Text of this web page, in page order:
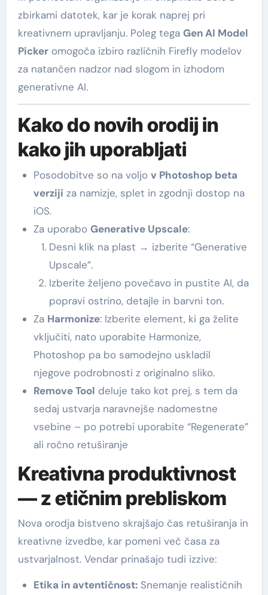
zbirkami datotek, kar je korak naprej pri
kreativnem upravljanju. Poleg tega Gen AI Model
Pickeromogoča izbiro različnih Firefly modelov
za natančen nadzor nad slogom in izhodom
generativne AI.
Kako do novih orodij in
kako jih uporabljati
Posodobitve so na voljo v Photoshop beta
verziji za namizje, splet in zgodnji dostop na
iOS.
Za uporabo Generative Upscale:
Desni klik na plast → izberite “Generative
Upscale”.
Izberite željeno povečavo in pustite AI, da
popravi ostrino, detajle in barvni ton.
Za Harmonize: Izberite element, ki ga želite
vključiti, nato uporabite Harmonize,
Photoshop pa bo samodejno uskladil
njegove podrobnosti z originalno sliko.
Remove Tool deluje tako kot prej, s tem da
sedaj ustvarja naravnejše nadomestne
vsebine – po potrebi uporabite “Regenerate”
ali ročno retuširanje
Kreativna produktivnost
— z etičnim prebliskom
Nova orodja bistveno skrajšajo čas retuširanja in
kreativne izvedbe, kar pomeni več časa za
ustvarjalnost. Vendar prinašajo tudi izzive:
Etika in avtentičnost:Snemanje realističnih